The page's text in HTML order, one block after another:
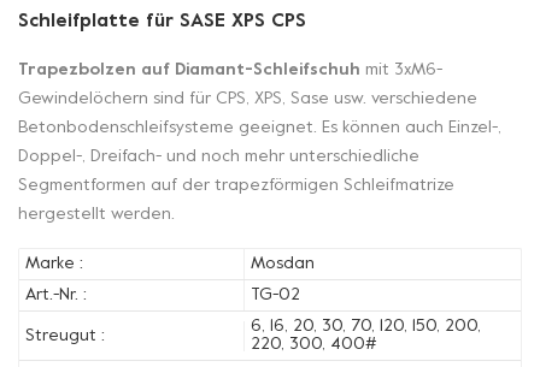
Schleifplatte für SASE XPS CPS
Trapezbolzen auf Diamant-Schleifschuh mit 3xM6-
Gewindelöchern sind für CPS, XPS, Sase usw. verschiedene
Betonbodenschleifsysteme geeignet. Es können auch Einzel-,
Doppel-, Dreifach- und noch mehr unterschiedliche
Segmentformen auf der trapezförmigen Schleifmatrize
hergestellt werden.
Marke :
Mosdan
Art.-Nr. :
TG-02
Streugut :
6, 16, 20, 30, 70, 120, 150, 200,
220, 300, 400#